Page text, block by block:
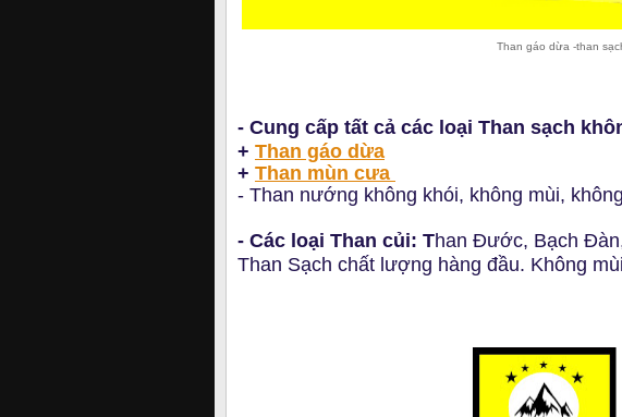
Than gáo dừa -than
- Cung cấp tất cả các loại Than sạch
+ Than gáo dừa
+ Than mùn cưa
- Than nướng không khói, không mùi,
- Các loại Than củi: Than Đước, Bạch
Than Sạch chất lượng hàng đầu. Không